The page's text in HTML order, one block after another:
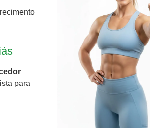
para